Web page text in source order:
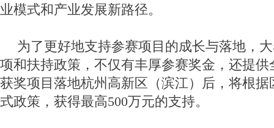
业模式和产业发展新路径。
为了更好地支持参赛项目的成长与落地，
项和扶持政策，不仅有丰厚参赛奖金，还提
获奖项目落地杭州高新区（滨江）后，将根据
式政策，获得最高500万元的支持。